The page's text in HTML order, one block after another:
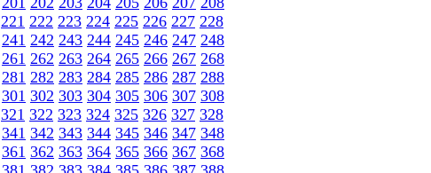
221 222 223 224 225 226 227 228
241 242 243 244 245 246 247 248
261 262 263 264 265 266 267 268
281 282 283 284 285 286 287 288
301 302 303 304 305 306 307 308
321 322 323 324 325 326 327 328
341 342 343 344 345 346 347 348
361 362 363 364 365 366 367 368